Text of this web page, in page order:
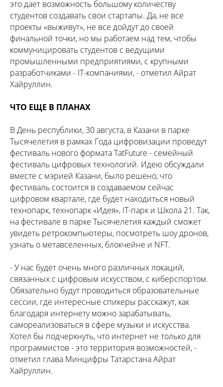
это дает возможность большому количеству
студентов создавать свои стартапы. Да, не все
проекты «выживут», не все дойдут до своей
финальной точки, но мы работаем над тем, чтобы
коммуницировать студентов с ведущими
промышленными предприятиями, с крупными
разработчиками - IT-компаниями, - отметил Айрат
Хайруллин.
ЧТО ЕЩЕ В ПЛАНАХ
В День республики, 30 августа, в Казани в парке
Тысячелетия в рамках Года цифровизации проведут
фестиваль нового формата TatFuture - семейный
фестиваль цифровых технологий. Идею обсуждали
вместе с мэрией Казани, было решено, что
фестиваль состоится в создаваемом сейчас
цифровом квартале, где будет находиться новый
технопарк, технопарк «Идея», IT-парк и Школа 21. Так,
на фестивале в парке Тысячелетия каждый сможет
увидеть ретрокомпьютеры, посмотреть шоу дронов,
узнать о метавселенных, блокчейне и NFT.
- У нас будет очень много различных локаций,
связанных с цифровым искусством, с киберспортом.
Обязательно будут проводиться образовательные
сессии, где интересные спикеры расскажут, как
благодаря интернету можно зарабатывать,
самореализоваться в сфере музыки и искусства.
Хотел бы подчеркнуть, что интернет не только для
программистов - это территория возможностей, -
отметил глава Минцифры Татарстана Айрат
Хайруллин.